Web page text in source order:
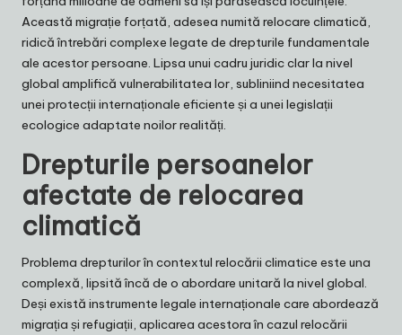
Această migrație forțată, adesea numită relocare climatică,
ridică întrebări complexe legate de drepturile fundamentale
ale acestor persoane. Lipsa unui cadru juridic clar la nivel
global amplifică vulnerabilitatea lor, subliniind necesitatea
unei protecții internaționale eficiente și a unei legislații
ecologice adaptate noilor realități.
Drepturile persoanelor
afectate de relocarea
climatică
Problema drepturilor în contextul relocării climatice este una
complexă, lipsită încă de o abordare unitară la nivel global.
Deși există instrumente legale internaționale care abordează
migrația și refugiații, aplicarea acestora în cazul relocării